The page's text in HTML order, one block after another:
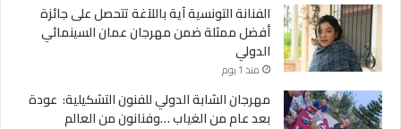
الفنانة التونسية آية باللآغة تتحصل على جائزة
أفضل ممثلة ضمن مهرجان عمان السينمائي
الدولي
منذ 1 يوم
مهرجان الشابة الدولي للفنون التشكيلية: عودة
بعد عام من الغياب …وفنانون من العالم